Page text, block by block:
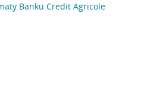
Banku Credit Agricole